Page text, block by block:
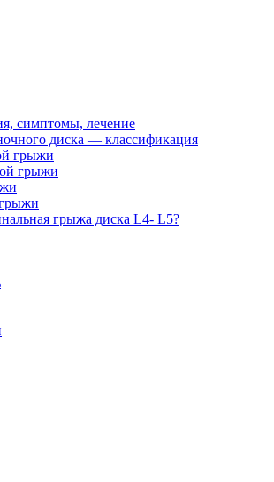
симптомы, лечение
диска — классификация
грыжи
грыжи
грыжа диска L4- L5?